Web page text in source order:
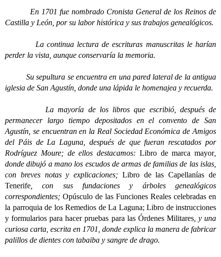
En 1701 fue nombrado Cronista General de los Reinos de
Castilla y León, por su labor histórica y sus trabajos genealógicos.
La continua lectura de escrituras manuscritas le harían
perder la vista, aunque conservaría la memoria.
Su sepultura se encuentra en una pared lateral de la antigua
iglesia de San Agustín, donde una lápida le homenajea y recuerda.
La mayoría de los libros que escribió, después de
permanecer largo tiempo depositados en el convento de San
Agustín, se encuentran en la Real Sociedad Económica de Amigos
del Páis de La Laguna, después de que fueran rescatados por
Rodríguez Moure; de ellos destacamos: Libro de marca mayor,
donde dibujó a mano los escudos de armas de familias de las islas,
con breves notas y explicaciones; Libro de las Capellanías de
Tenerife , con sus fundaciones y árboles genealógicos
correspondientes; Opúsculo de las Funciones Reales celebradas en
la parroquia de los Remedios de La Laguna; Libro de instrucciones
y formularios para hacer pruebas para las Órdenes Militares, y una
curiosa carta, escrita en 1701, donde explica la manera de fabricar
palillos de dientes con tabaiba y sangre de drago.